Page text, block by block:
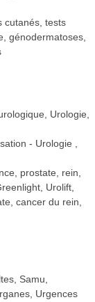
cutanés, tests
génodermatoses,
Urologie,
- Urologie
prostate, rein,
Urolift,
cancer du rein,
Samu,
Urgences